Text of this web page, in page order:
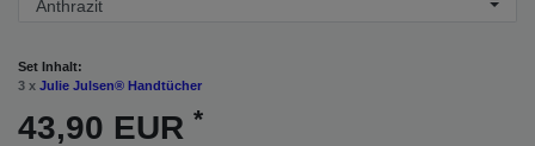
Set Inhalt:
3 x Julie Julsen® Handtücher
43,90 EUR *